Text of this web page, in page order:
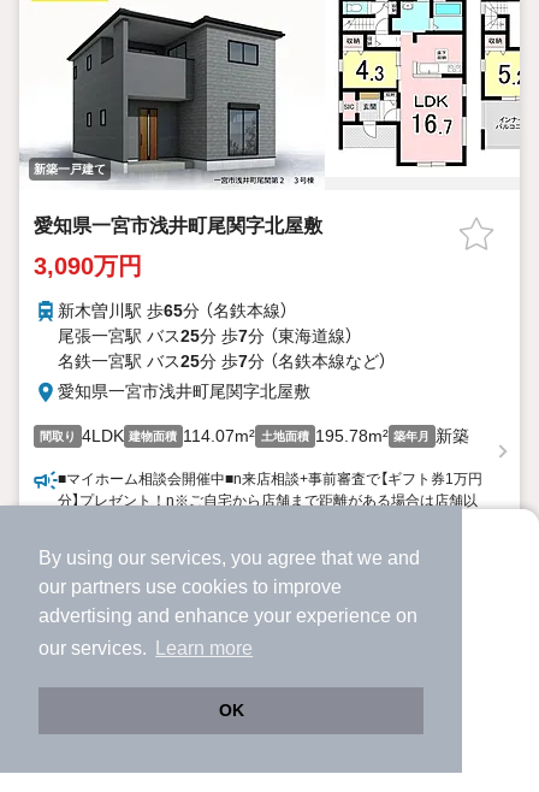
By using our services, you agree that we and
our partners use cookies to improve
advertising and enhance your experience on
our services.
Learn more
OK
より使いやすくなった
アプリで物件探ししませんか？
サクサク動く地図で物件検索
新築一戸建て
愛知県一宮市浅井町尾関字北屋敷
3,090万円
新木曽川駅 歩65分 （名鉄本線）
尾張一宮駅 バス25分 歩7分 （東海道線）
名鉄一宮駅 バス25分 歩7分 （名鉄本線など）
愛知県一宮市浅井町尾関字北屋敷
間取り 4LDK 建物面積 114.07m² 土地面積 195.78m² 築年月 新築
■マイホーム相談会開催中■n来店相談+事前審査で【ギフト券1万円
分】プレゼント！n※ご自宅から店舗まで距離がある場合は店舗以
番重要と言っても過言でないのが【資金】のお話です。n様々な銀行
との取引実績があり、常にトレンドを学んでいますのでnお客様一
人一人に合ったご提案が出来ます。n「借り入れがあっても住宅ロ
ーンは組めるのか」n「最近耳にする金利上昇や補助金について詳
しく知りたい」n「近い将来マイホーム購入を検討している」nこん
ッズスペースやベビーベッドがありお子様と一緒のご来店も大歓
迎！n・お仕事終わりの時間もご相談を承っております♪n・ご来店
詳細を見る
ほか提供